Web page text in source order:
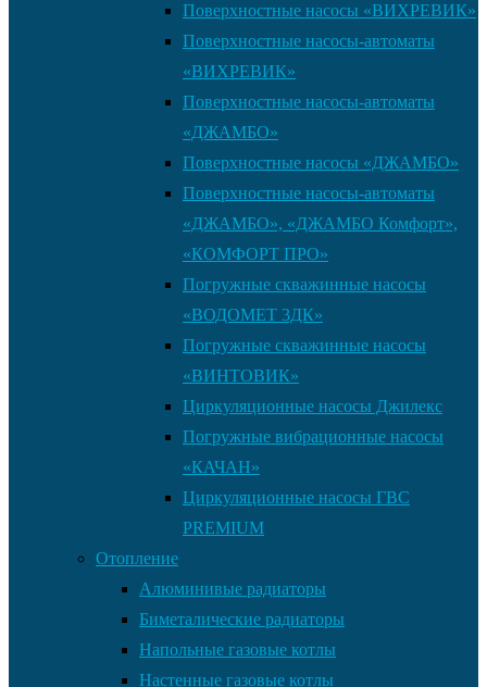
Поверхностные насосы «ВИХРЕВИК»
Поверхностные насосы-автоматы
«ВИХРЕВИК»
Поверхностные насосы-автоматы
«ДЖАМБО»
Поверхностные насосы «ДЖАМБО»
Поверхностные насосы-автоматы
«ДЖАМБО», «ДЖАМБО Комфорт»,
«КОМФОРТ ПРО»
Погружные скважинные насосы
«ВОДОМЕТ 3ДК»
Погружные скважинные насосы
«ВИНТОВИК»
Циркуляционные насосы Джилекс
Погружные вибрационные насосы
«КАЧАН»
Циркуляционные насосы ГВС
PREMIUM
Отопление
Алюминивые радиаторы
Биметалические радиаторы
Напольные газовые котлы
Настенные газовые котлы